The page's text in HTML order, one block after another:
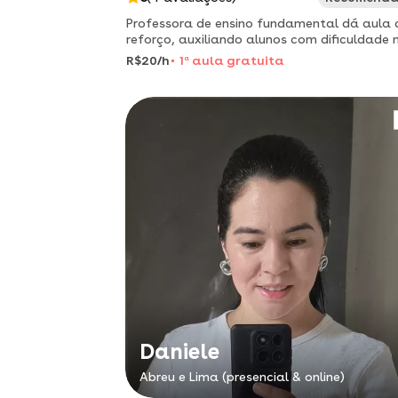
Professora de ensino fundamental dá aula
reforço, auxiliando alunos com dificuldade
leitura.
R$20/h 1 a aula gratuita
Daniele
Abreu e Lima (presencial & online)